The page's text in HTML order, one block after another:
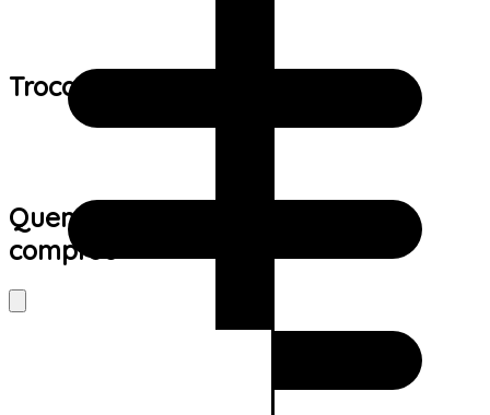
Trocas e devoluções:
Quem viu este produto também
comprou